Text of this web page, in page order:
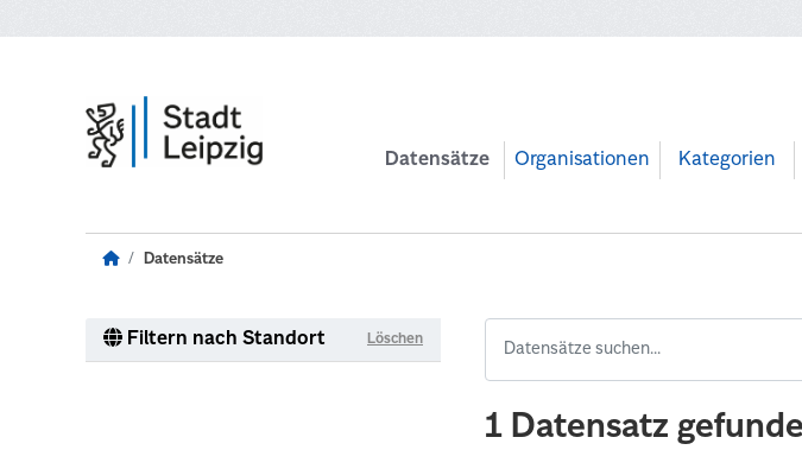
Datensätze Organisationen Kategorien
Datensätze
Filtern nach Standort Löschen
1 Datensatz